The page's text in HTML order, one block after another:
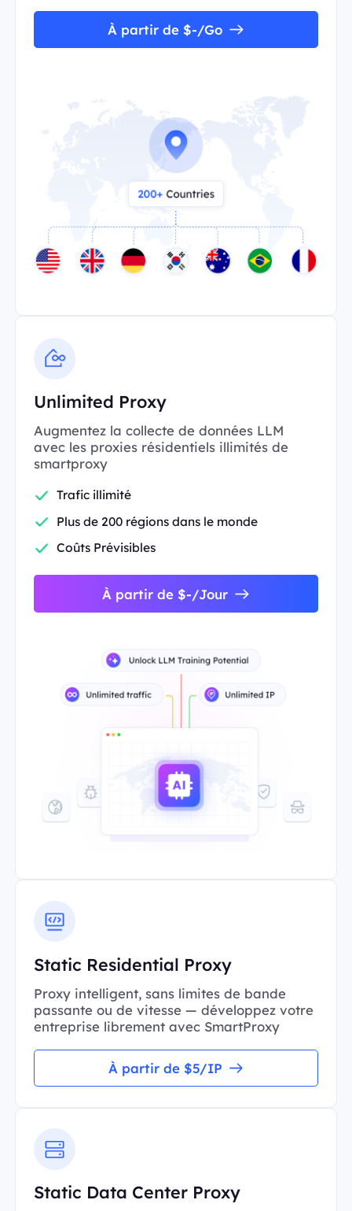
À partir de $-/Go
Unlimited Proxy
Augmentez la collecte de données LLM
avec les proxies résidentiels illimités de
smartproxy
Trafic illimité
Plus de 200 régions dans le monde
Coûts Prévisibles
À partir de $-/Jour
Static Residential Proxy
Proxy intelligent, sans limites de bande
passante ou de vitesse — développez votre
entreprise librement avec SmartProxy
À partir de $5/IP
Static Data Center Proxy